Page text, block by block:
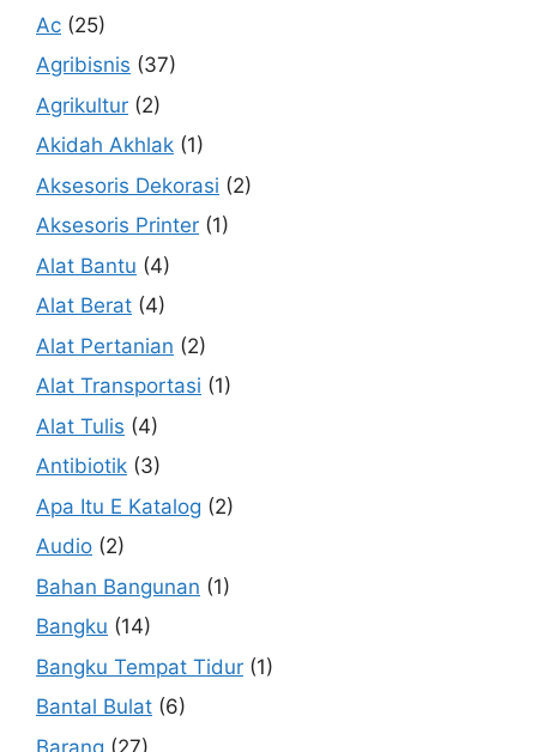
Ac (25)
Agribisnis (37)
Agrikultur (2)
Akidah Akhlak (1)
Aksesoris Dekorasi (2)
Aksesoris Printer (1)
Alat Bantu (4)
Alat Berat (4)
Alat Pertanian (2)
Alat Transportasi (1)
Alat Tulis (4)
Antibiotik (3)
Apa Itu E Katalog (2)
Audio (2)
Bahan Bangunan (1)
Bangku (14)
Bangku Tempat Tidur (1)
Bantal Bulat (6)
Barang (27)